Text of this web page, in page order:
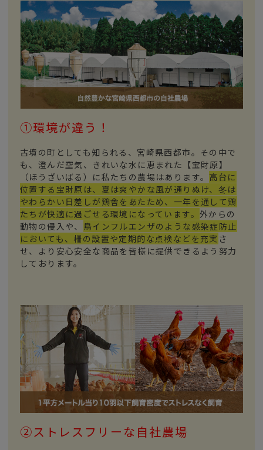
①環境が違う！
古墳の町としても知られる、宮崎県西都市。その中で
も、澄んだ空気、きれいな水に恵まれた【宝財原】
（ほうざいばる）に私たちの農場はあります。 高台に
位置する宝財原は、夏は爽やかな風が通りぬけ、冬は
やわらかい日差しが鶏舎をあたため、一年を通して鶏
たちが快適に過ごせる環境になっています。 外からの
動物の侵入や、
鳥インフルエンザのような感染症防止
においても、柵の設置や定期的な点検などを充実 さ
せ、より安心安全な商品を皆様に提供できるよう努力
しております。
②ストレスフリーな自社農場